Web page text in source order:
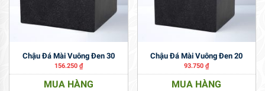
Chậu Đá Mài Vuông Đen 30
156.250 ₫
MUA HÀNG
Chậu Đá Mài Vuông Đen 20
93.750₫
MUA HÀNG